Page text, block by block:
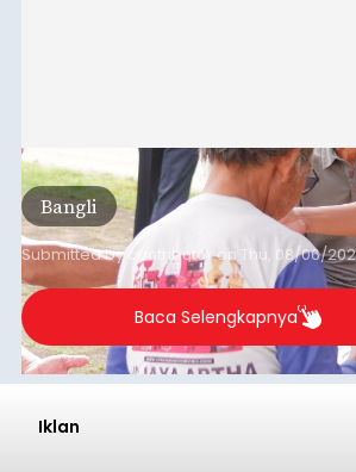
Bangli
Submitted bycontributoron Thu, 08/06/
Baca Selengkapnya
Iklan